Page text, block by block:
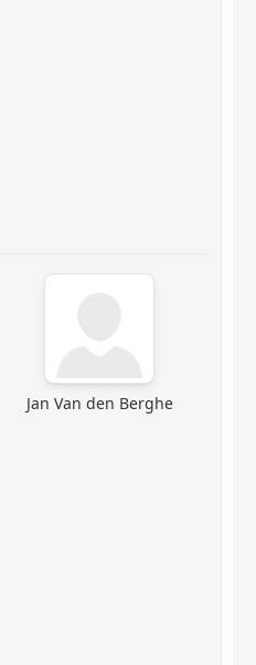
Jan Van den Berghe